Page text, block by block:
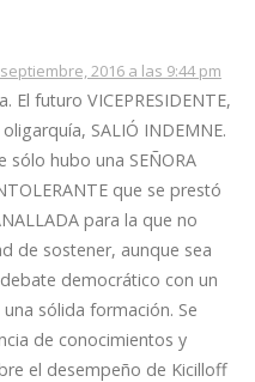
2016 a las 9:44 pm
El futuro VICEPRESIDENTE,
SALIÓ INDEMNE.
sólo hubo una SEÑORA
que se prestó
para la que no
de sostener, aunque sea
democrático con un
sólida formación. Se
de conocimientos y
el desempeño de Kicilloff